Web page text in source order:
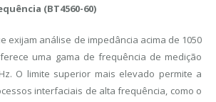
(BT4560-60)
exijam análise de impedância acima de 1050
uma gama de frequência de medição
O limite superior mais elevado permite a
interfaciais de alta frequência, como o